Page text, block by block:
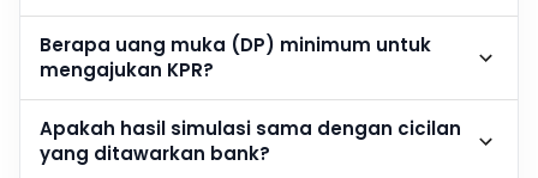
Berapa uang muka (DP) minimum untuk
mengajukan KPR?
Apakah hasil simulasi sama dengan cicilan
yang ditawarkan bank?